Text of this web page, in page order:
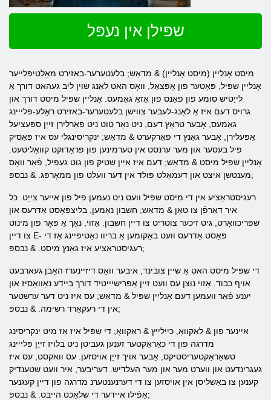
שפּילן אין נעפּל
מיסט אָנליין (מיסט אָנליין) & מדאַש; בלעטערער-באזירט מאַלטיפּלייער
אָנליין שפּיל, פּאָטער פון אָפּצאָל, וואָס האט לאַנג שוין ליב געהאט דורך אַ
לייַטיש סומע פון ​​פאַנס פון אַזאַ גאַמעס. אָנליין שפּיל מיסט דורך און
גרויס דעם איז אַ לאַנג-לעבער צווישן בלעטערער-באזירט ראָלע-פּלייינג
גאַמעס, אָבער טראָץ דעם, ניט נאָר טוט ניט פאַרלירן זייַן ספּעציעל
אַפּעלירן, אָבער גאַנץ די פאַרקערט & מדאַש; ינקריסינגלי עס איז פּאַסיק
פיל בעסער און מער ערנסט אין טערמינען פון פּראָדוקט קוואַליטעט.
אָנליין שפּיל מיסט & מדאַש; דעם איז איין שטיק פון גוט געפיל, פֿאַר וואָס
מענטשן איצט און דעמאָלט פּולד אין דער וועלט פון ממאָרפּג. & נבספּ;
רעגיסטראַציע אין די מיסט שפּיל וועט ניט נעמען פיל פון אייער צייַט. כל
איר דאַרפֿן צו טאָן & מדאַש; חשבון נאָמען, בליצפּאָסט אַדרעס און
שפּריכוואָרט, גיט זיכער צוטריט צו דיין חשבון. אַזוי, נאָך אַ פּאָר פון מינוט
צו דיין E- פּאָסט אַדרעס וועט באַקומען אַ בריוו נאָטיפיינג אַז די
רעגיסטראַציע איז גאַנץ מיסט. & נבספּ;
די שפּיל מיסט האט אַ שיין צובינד, איבער וואָס דיזיינערז האָבן געארבעט
אויף כבוד. אַזוי נוצן עס וועט זיין אַפּרישיייטיד דורך ביידע נאַוואַסיז און
יענע פֿאַר וועמען דעם אָנליין שפּיל & מדאַש; עס איז ניט דער ערשטער
אין די רעקאָרד רשימה. & נבספּ;
איינער פון & לאַקוואָ, כיילייץ & ראַקוואָ; די שפּיל איז אַז מיט ינקריסינג
מדרגה פון די כאַראַקטער זענען געביטן ניט בלויז זייַן פּלייינג
טשאַראַקטעריסטיקס, אָבער אויך זייַן אויסזען. עס וואקסט, עס איז
געגרינדעט און ווערט מער און מער העלדיש. דעריבער, איר וועט שטענדיק
קענען צו באַשליסן אין אויסזען צו די דערנענטערנ מדרגה פון דיין קעגנער
אַפֿילו איידער די שלאַכט הייבט. & נבספּ;